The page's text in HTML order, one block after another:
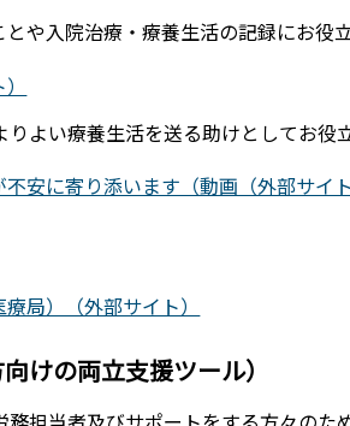
や入院治療・療養生活の記録にお役
よい療養生活を送る助けとしてお役
安に寄り添います（動画（外部サイト
局）（外部サイト）
けの両立支援ツール）